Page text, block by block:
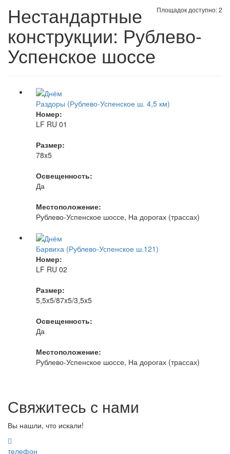
Площадок доступно: 2
Нестандартные
конструкции: Рублево-
Успенское шоссе
Раздоры (Рублево-Успенское ш. 4,5 км)
Номер:
LF RU 01
Размер:
78x5
Освещенность:
Да
Местоположение:
Рублево-Успенское шоссе, На дорогах (трассах)
Барвиха (Рублево-Успенское ш.121)
Номер:
LF RU 02
Размер:
5,5x5/87x5/3,5x5
Освещенность:
Да
Местоположение:
Рублево-Успенское шоссе, На дорогах (трассах)
Свяжитесь с нами
Вы нашли, что искали!
телефон